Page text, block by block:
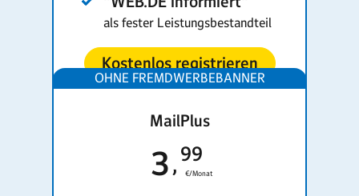
als fester Leistungs­bestandteil
Kostenlos registrieren
MailPlus
3 99
€/Monat